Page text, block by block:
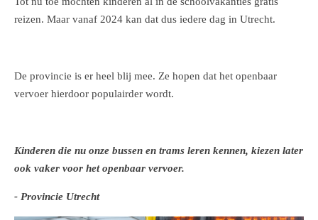
reizen. Maar vanaf 2024 kan dat dus iedere dag in Utrecht.
De provincie is er heel blij mee. Ze hopen dat het openbaar
vervoer hierdoor populairder wordt.
Kinderen die nu onze bussen en trams leren kennen, kiezen later
ook vaker voor het openbaar vervoer.
- Provincie Utrecht